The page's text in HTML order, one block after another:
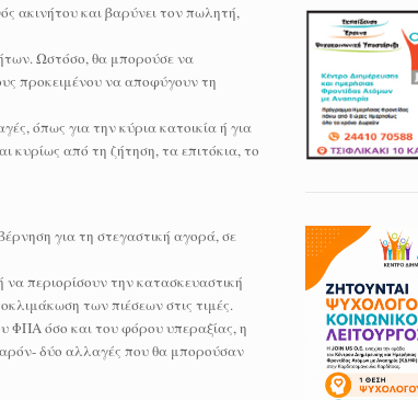
ακινήτου και βαρύνει τον πωλητή,
Ωστόσο, θα μπορούσε να
προκειμένου να αποφύγουν τη
όπως για την κύρια κατοικία ή για
κυρίως από τη ζήτηση, τα επιτόκια, το
για τη στεγαστική αγορά, σε
να περιορίσουν την κατασκευαστική
των πιέσεων στις τιμές.
ΦΠΑ όσο και του φόρου υπεραξίας, η
δύο αλλαγές που θα μπορούσαν